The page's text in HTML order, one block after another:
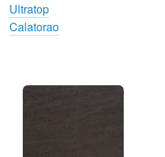
Ultratop
Calatorao